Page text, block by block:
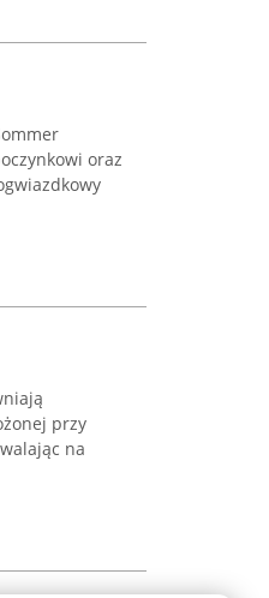
oraz
przy
na